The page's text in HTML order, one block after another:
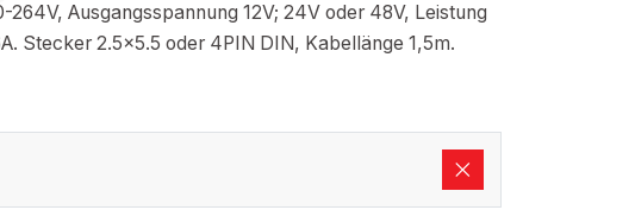
Ausgangsspannung 12V; 24V oder 48V, Leistung
Stecker 2.5x5.5 oder 4PIN DIN, Kabellänge 1,5m.